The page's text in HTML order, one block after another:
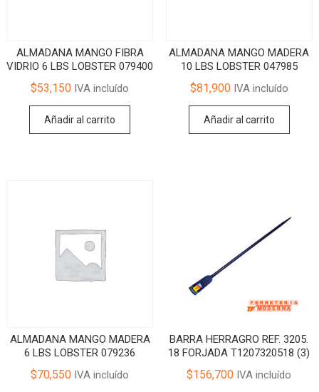
ALMADANA MANGO FIBRA
VIDRIO 6 LBS LOBSTER 079400
$53,150 IVA incluído
Añadir al carrito
ALMADANA MANGO MADERA
10 LBS LOBSTER 047985
$81,900IVA incluído
Añadir al carrito
ALMADANA MANGO MADERA
6 LBS LOBSTER 079236
$70,550 IVA incluído
BARRA HERRAGRO REF. 3205.
18 FORJADA T1207320518 (3)
$156,700 IVA incluído